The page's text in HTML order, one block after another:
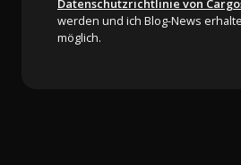
Datenschutzrichtlinie von
werden und ich Blog-News
möglich.